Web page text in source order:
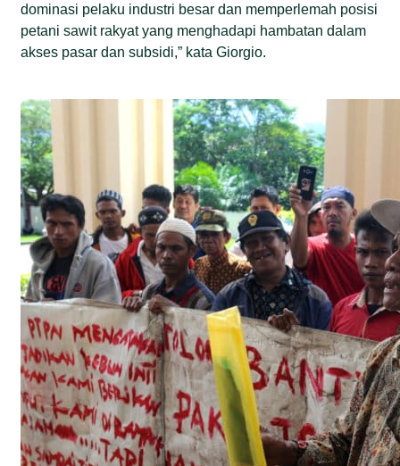
dominasi pelaku industri besar dan memperlemah posisi
petani sawit rakyat yang menghadapi hambatan dalam
akses pasar dan subsidi,” kata Giorgio.